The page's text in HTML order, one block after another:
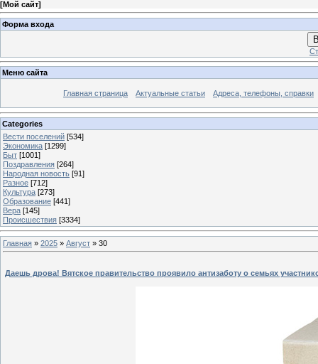
[Мой сайт]
Форма входа
Меню сайта
Главная страница Актуальные статьи Адреса, телефоны, справки
Categories
Вести поселений [534]
Экономика [1299]
Быт [1001]
Поздравления [264]
Народная новость [91]
Разное [712]
Культура [273]
Образование [441]
Вера [145]
Происшествия [3334]
Главная » 2025 » Август » 30
Даешь дрова! Вятское правительство проявило антизаботу о семьях